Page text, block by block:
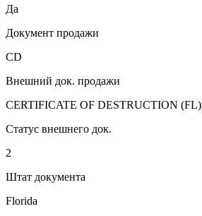
Да
Документ продажи
CD
Внешний док. продажи
CERTIFICATE OF DESTRUCTION (FL)
Статус внешнего док.
2
Штат документа
Florida